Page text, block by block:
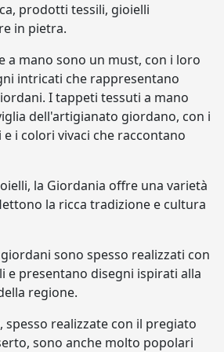
prodotti tessili, gioielli
in pietra.
a mano sono un must, con i loro
intricati che rappresentano
I tappeti tessuti a mano
dell'artigianato giordano, con i
i colori vivaci che raccontano
la Giordania offre una varietà
la ricca tradizione e cultura
sono spesso realizzati con
e presentano disegni ispirati alla
regione.
spesso realizzate con il pregiato
sono anche molto popolari